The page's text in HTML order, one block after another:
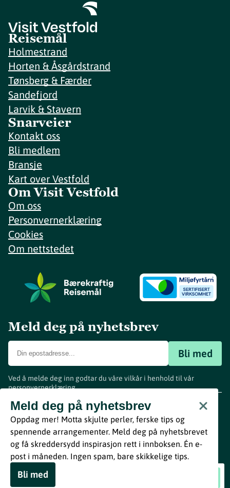
Kajakktur i Færder Nasjonalpark
Reisemål
Holmestrand
Horten & Åsgårdstrand
Tønsberg & Færder
Sandefjord
Larvik & Stavern
Snarveier
Kontakt oss
Bli medlem
Bransje
Kart over Vestfold
Om Visit Vestfold
Om oss
Personvernerklæring
Cookies
Om nettstedet
Meld deg på nyhetsbrev
Bli med
Ved å melde deg inn godtar du våre vilkår i henhold til vår
personvernerklæring.
Meld deg på nyhetsbrev
Oppdag mer! Motta skjulte perler, ferske tips og
spennende arrangementer. Meld deg på nyhetsbrevet
og få skreddersydd inspirasjon rett i innboksen. Én e-
post i måneden. Ingen spam, bare skikkelige tips.
Bli med
www.visitvestfold.com
Turistinformasjon
Vestfold Fylkeskommune
ByBreakfast